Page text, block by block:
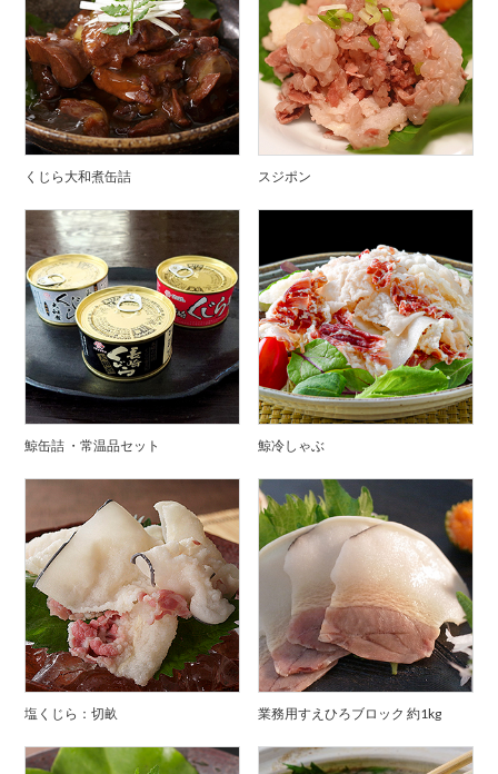
くじら大和煮缶詰 スジポン
鯨缶詰 ・常温品セット 鯨冷しゃぶ
塩くじら：切畝 業務用すえひろブロック 約1kg